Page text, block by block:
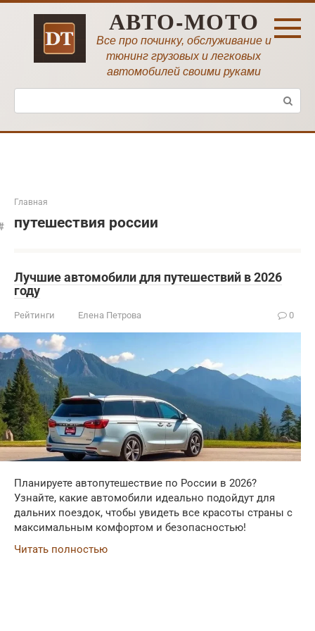
Перейти
АВТО-МОТО
Все про починку, обслуживание и
тюнинг грузовых и легковых
автомобилей своими руками
Поиск:
Главная
путешествия россии
Лучшие автомобили для путешествий в 2026
году
Рейтинги Елена Петрова 0
Планируете автопутешествие по России в 2026?
Узнайте, какие автомобили идеально подойдут для
дальних поездок, чтобы увидеть все красоты страны с
максимальным комфортом и безопасностью!
Читать полностью